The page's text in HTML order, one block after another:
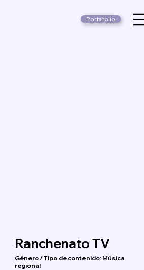
Portafolio
Ranchenato TV
Género / Tipo de contenido: Música
regional